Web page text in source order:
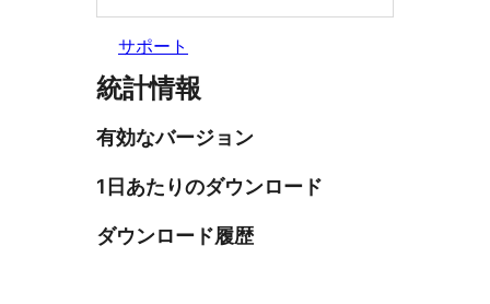
サポート
統計情報
有効なバージョン
1日あたりのダウンロード
ダウンロード履歴